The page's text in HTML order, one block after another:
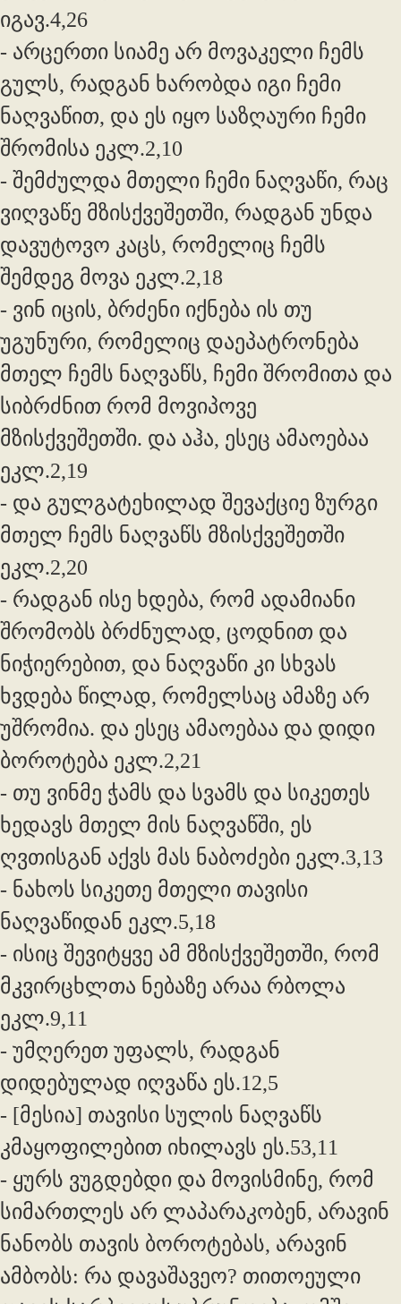
იგავ.4,26
- არცერთი სიამე არ მოვაკელი ჩემს
გულს, რადგან ხარობდა იგი ჩემი
ნაღვაწით, და ეს იყო საზღაური ჩემი
შრომისა ეკლ.2,10
- შემძულდა მთელი ჩემი ნაღვაწი, რაც
ვიღვაწე მზისქვეშეთში, რადგან უნდა
დავუტოვო კაცს, რომელიც ჩემს
შემდეგ მოვა ეკლ.2,18
- ვინ იცის, ბრძენი იქნება ის თუ
უგუნური, რომელიც დაეპატრონება
მთელ ჩემს ნაღვაწს, ჩემი შრომითა და
სიბრძნით რომ მოვიპოვე
მზისქვეშეთში. და აჰა, ესეც ამაოებაა
ეკლ.2,19
- და გულგატეხილად შევაქციე ზურგი
მთელ ჩემს ნაღვაწს მზისქვეშეთში
ეკლ.2,20
- რადგან ისე ხდება, რომ ადამიანი
შრომობს ბრძნულად, ცოდნით და
ნიჭიერებით, და ნაღვაწი კი სხვას
ხვდება წილად, რომელსაც ამაზე არ
უშრომია. და ესეც ამაოებაა და დიდი
ბოროტება ეკლ.2,21
- თუ ვინმე ჭამს და სვამს და სიკეთეს
ხედავს მთელ მის ნაღვაწში, ეს
ღვთისგან აქვს მას ნაბოძები ეკლ.3,13
- ნახოს სიკეთე მთელი თავისი
ნაღვაწიდან ეკლ.5,18
- ისიც შევიტყვე ამ მზისქვეშეთში, რომ
მკვირცხლთა ნებაზე არაა რბოლა
ეკლ.9,11
- უმღერეთ უფალს, რადგან
დიდებულად იღვაწა ეს.12,5
- [მესია] თავისი სულის ნაღვაწს
კმაყოფილებით იხილავს ეს.53,11
- ყურს ვუგდებდი და მოვისმინე, რომ
სიმართლეს არ ლაპარაკობენ, არავინ
ნანობს თავის ბოროტებას, არავინ
ამბობს: რა დავაშავეო? თითოეული